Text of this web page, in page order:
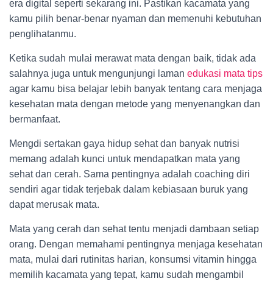
era digital seperti sekarang ini. Pastikan kacamata yang
kamu pilih benar-benar nyaman dan memenuhi kebutuhan
penglihatanmu.
Ketika sudah mulai merawat mata dengan baik, tidak ada
salahnya juga untuk mengunjungi laman edukasi mata tips
agar kamu bisa belajar lebih banyak tentang cara menjaga
kesehatan mata dengan metode yang menyenangkan dan
bermanfaat.
Mengdi sertakan gaya hidup sehat dan banyak nutrisi
memang adalah kunci untuk mendapatkan mata yang
sehat dan cerah. Sama pentingnya adalah coaching diri
sendiri agar tidak terjebak dalam kebiasaan buruk yang
dapat merusak mata.
Mata yang cerah dan sehat tentu menjadi dambaan setiap
orang. Dengan memahami pentingnya menjaga kesehatan
mata, mulai dari rutinitas harian, konsumsi vitamin hingga
memilih kacamata yang tepat, kamu sudah mengambil